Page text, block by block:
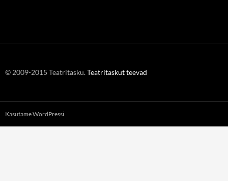
© 2009-2015 Teatritasku.Teatritaskut teevad
Kasutame WordPressi